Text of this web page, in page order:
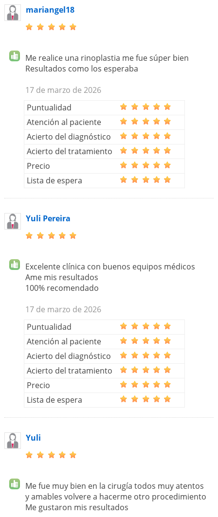
mariangel18
Me realice una rinoplastia me fue súper bien
Resultados como los esperaba
17 de marzo de 2026
Puntualidad
Atención al paciente
Acierto del diagnóstico
Acierto del tratamiento
Precio
Lista de espera
Yuli Pereira
Excelente clínica con buenos equipos médicos
Ame mis resultados
100% recomendado
17 de marzo de 2026
Puntualidad
Atención al paciente
Acierto del diagnóstico
Acierto del tratamiento
Precio
Lista de espera
Yuli
Me fue muy bien en la cirugía todos muy atentos
y amables volvere a hacerme otro procedimiento
Me gustaron mis resultados